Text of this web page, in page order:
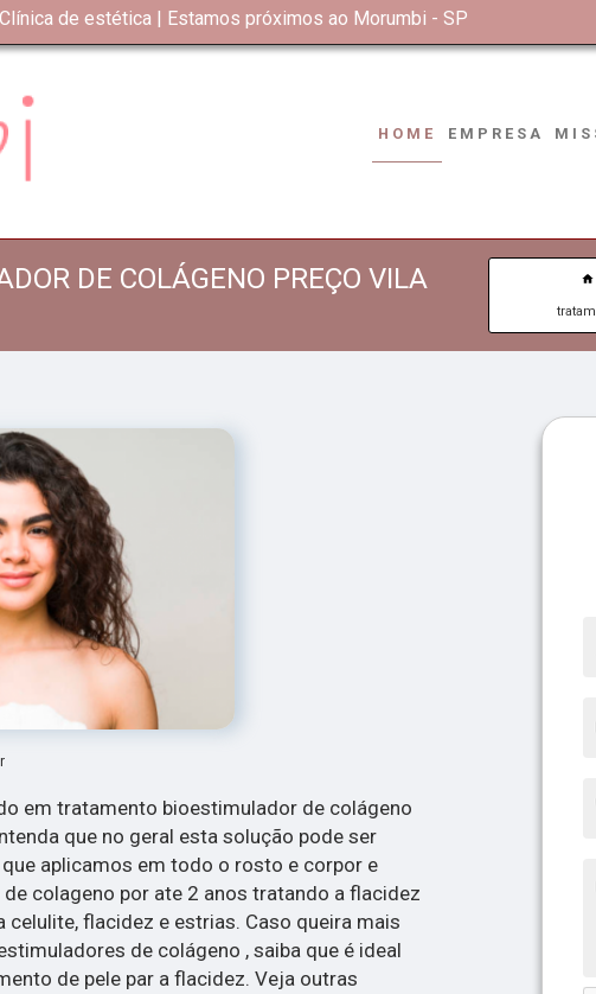
Clínica de estética | Estamos próximos ao Morumbi - SP
HOME EMPRESA
DE COLÁGENO PREÇO VILA
em tratamento bioestimulador de colágeno
que no geral esta solução pode ser
aplicamos em todo o rosto e corpor e
colageno por ate 2 anos tratando a flacidez
celulite, flacidez e estrias. Caso queira mais
de colágeno , saiba que é ideal
de pele par a flacidez. Veja outras